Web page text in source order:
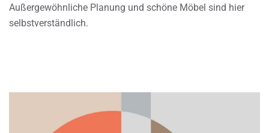
Außergewöhnliche Planung und schöne Möbel sind hier
selbstverständlich.